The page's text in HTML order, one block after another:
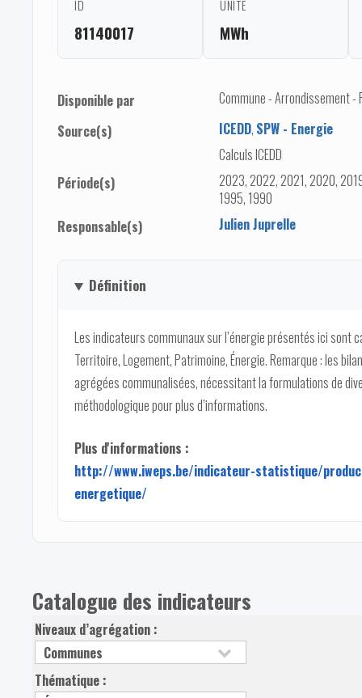
ID
81140017
UNITÉ
MWh
Disponible par
Commune - Arrondissement -
Source(s)
ICEDD, SPW - Energie
Calculs ICEDD
Période(s)
2023, 2022, 2021, 2020,
1995, 1990
Responsable(s)
Julien Juprelle
Définition
Les indicateurs communaux sur l’énergie présentés ici sont
Territoire, Logement, Patrimoine, Énergie. Remarque : les
agrégées communalisées, nécessitant la formulations de
méthodologique pour plus d’informations.
Plus d'informations :
http://www.iweps.be/indicateur-statistique/
energetique/
Catalogue des indicateurs
Niveaux d’agrégation :
Thématique :